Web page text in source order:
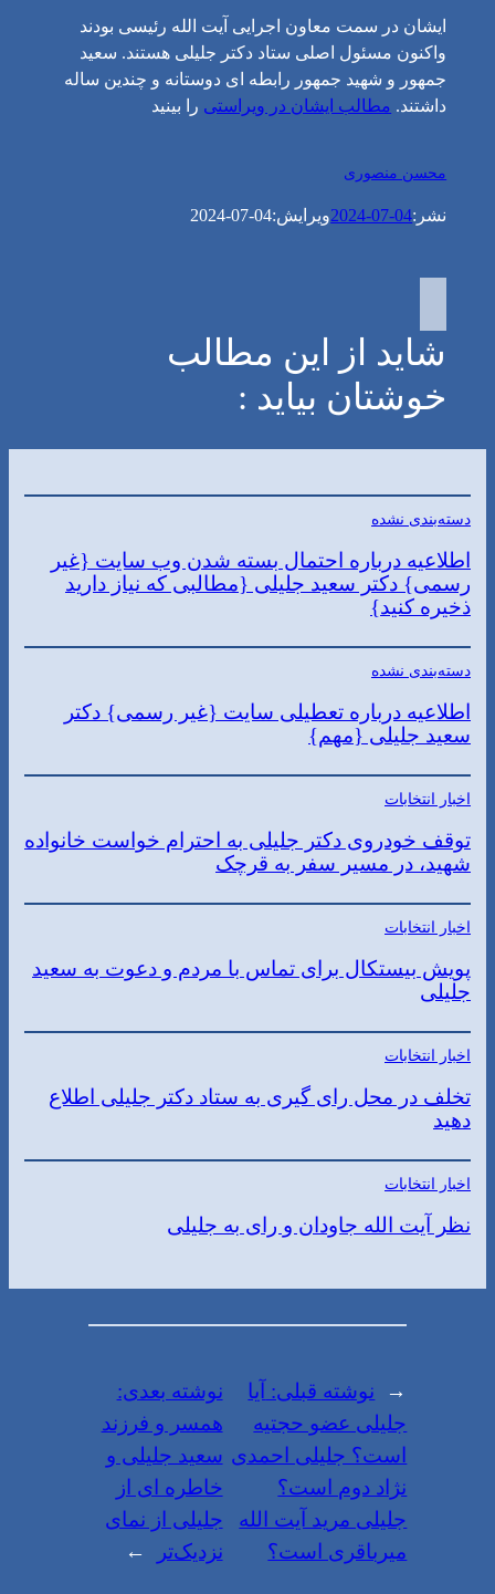
ایشان در سمت معاون اجرایی آیت الله رئیسی بودند
واکنون مسئول اصلی ستاد دکتر جلیلی هستند. سعید
جمهور و شهید جمهور رابطه ای دوستانه و چندین ساله
داشتند. مطالب ایشان در ویراستی را بینید
محسن منصوری
نشر:2024-07-04ویرایش:2024-07-04
شاید از این مطالب
خوشتان بیاید :
دسته‌بندی نشده
اطلاعیه درباره احتمال بسته شدن وب سایت {غیر
رسمی} دکتر سعید جلیلی {مطالبی که نیاز دارید
ذخیره کنید}
دسته‌بندی نشده
اطلاعیه درباره تعطیلی سایت {غیر رسمی} دکتر
سعید جلیلی {مهم}
اخبار انتخابات
توقف خودروی دکتر جلیلی به احترام خواست خانواده
شهید، در مسیر سفر به قرچک
اخبار انتخابات
پویش بیستکال برای تماس با مردم و دعوت به سعید
جلیلی
اخبار انتخابات
تخلف در محل رای گیری به ستاد دکتر جلیلی اطلاع
دهید
اخبار انتخابات
نظر آیت الله جاودان و رای به جلیلی
← نوشته قبلی: آیا
جلیلی عضو حجتیه
است؟ جلیلی احمدی
نژاد دوم است؟
جلیلی مرید آیت الله
میرباقری است؟
نوشته بعدی:
همسر و فرزند
سعید جلیلی و
خاطره ای از
جلیلی از نمای
نزدیک‌تر
→